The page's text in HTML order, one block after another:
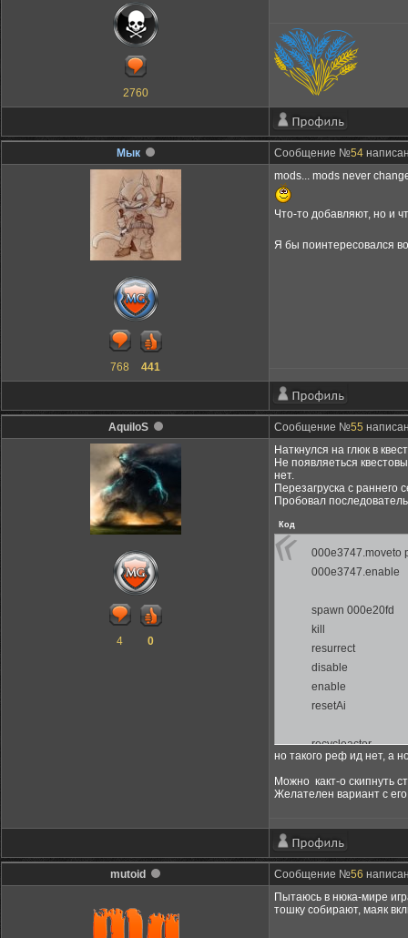
2760
Мык Сообщение №54
768 441
mods... mods never
Что-то добавляют, но и
Я бы поинтересовался
AquiloS Сообщение №55
4 0
Наткнулся на глюк в
Не появляеться
нет.
Перезагруска с раннего
Пробовал
Код
000e3747.moveto
000e3747.enable
spawn 000e20fd
kill
resurrect
disable
enable
resetAi
recycleactor
но такого реф ид нет, а
Можно какт-о скипнуть
Желателен вариант с
mutoid Сообщение №56
Пытаюсь в нюка-мире
тошку собирают, маяк